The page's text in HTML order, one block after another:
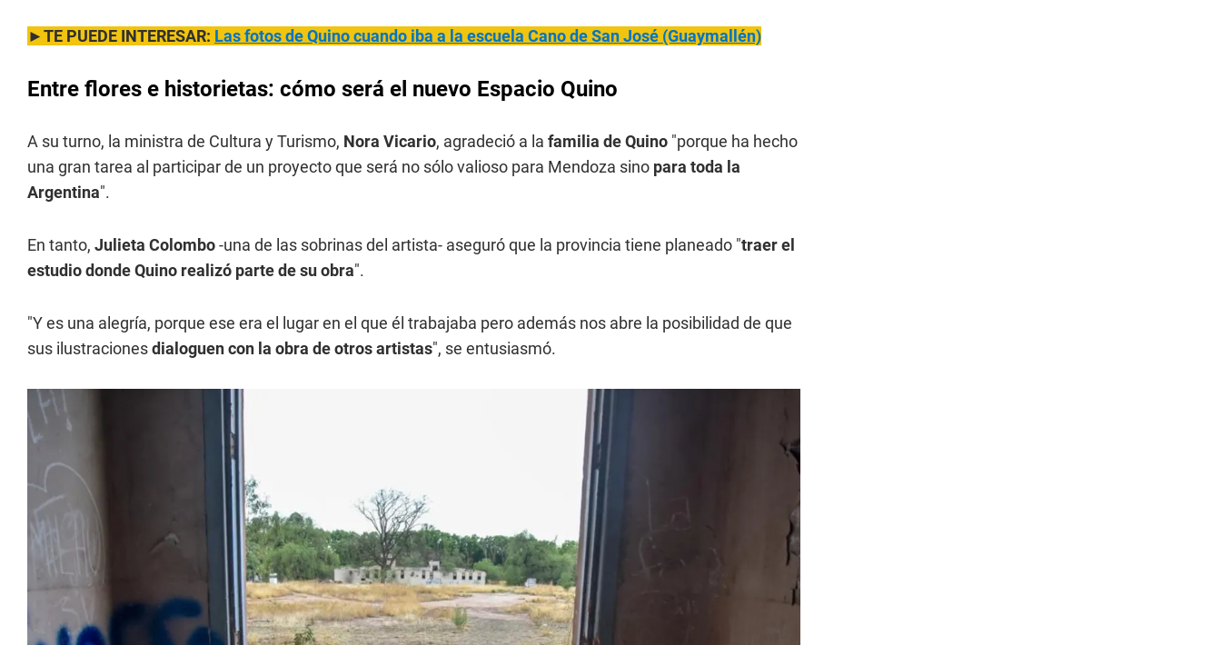
►TE PUEDE INTERESAR: Las fotos de Quino cuando iba a la escuela Cano de San José (Guaymallén)
Entre flores e historietas: cómo será el nuevo Espacio Quino
A su turno, la ministra de Cultura y Turismo, Nora Vicario, agradeció a la familia de Quino "porque ha hecho
una gran tarea al participar de un proyecto que será no sólo valioso para Mendoza sino para toda la
Argentina".
En tanto, Julieta Colombo-una de las sobrinas del artista- aseguró que la provincia tiene planeado "traer el
estudio donde Quino realizó parte de su obra".
"Y es una alegría, porque ese era el lugar en el que él trabajaba pero además nos abre la posibilidad de que
sus ilustracionesdialoguen con la obra de otros artistas", se entusiasmó.